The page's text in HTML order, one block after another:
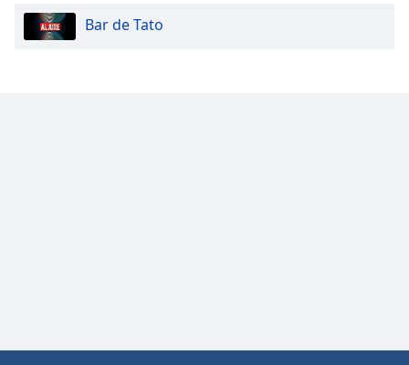
Bar de Tato